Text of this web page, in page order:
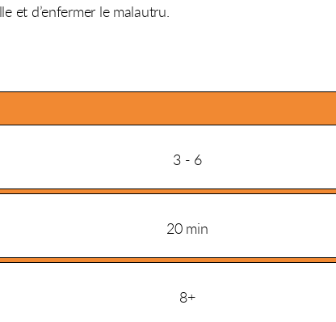
et d’enfermer le malautru.
3 - 6
20 min
8+